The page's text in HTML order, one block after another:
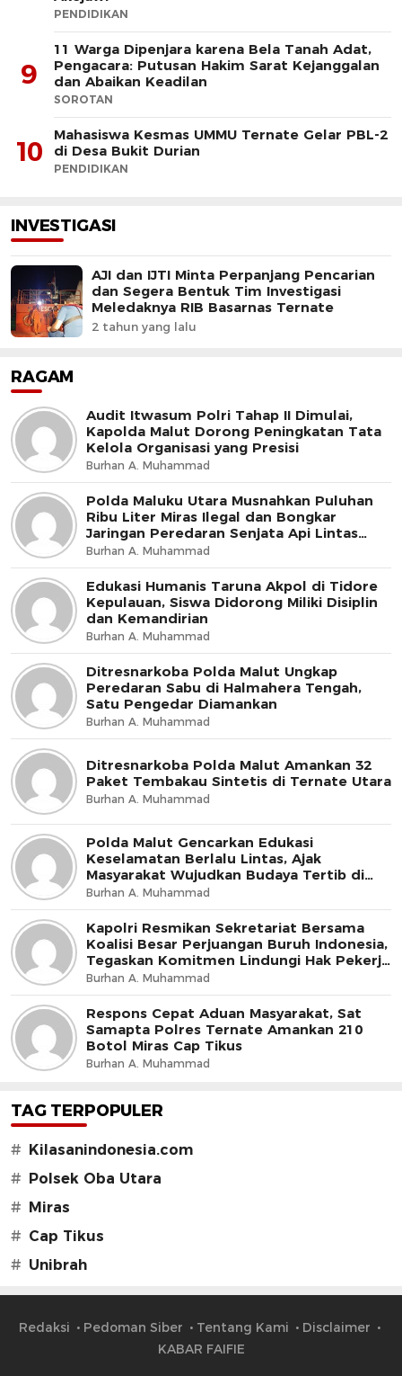
PENDIDIKAN
9
11 Warga Dipenjara karena Bela Tanah Adat,
Pengacara: Putusan Hakim Sarat Kejanggalan
dan Abaikan Keadilan
SOROTAN
10
Mahasiswa Kesmas UMMU Ternate Gelar PBL-2
di Desa Bukit Durian
PENDIDIKAN
INVESTIGASI
AJI dan IJTI Minta Perpanjang Pencarian
dan Segera Bentuk Tim Investigasi
Meledaknya RIB Basarnas Ternate
2 tahun yang lalu
RAGAM
Audit Itwasum Polri Tahap II Dimulai,
Kapolda Malut Dorong Peningkatan Tata
Kelola Organisasi yang Presisi
Burhan A. Muhammad
Polda Maluku Utara Musnahkan Puluhan
Ribu Liter Miras Ilegal dan Bongkar
Jaringan Peredaran Senjata Api Lintas
Negara
Burhan A. Muhammad
Edukasi Humanis Taruna Akpol di Tidore
Kepulauan, Siswa Didorong Miliki Disiplin
dan Kemandirian
Burhan A. Muhammad
Ditresnarkoba Polda Malut Ungkap
Peredaran Sabu di Halmahera Tengah,
Satu Pengedar Diamankan
Burhan A. Muhammad
Ditresnarkoba Polda Malut Amankan 32
Paket Tembakau Sintetis di Ternate Utara
Burhan A. Muhammad
Polda Malut Gencarkan Edukasi
Keselamatan Berlalu Lintas, Ajak
Masyarakat Wujudkan Budaya Tertib di
Jalan
Burhan A. Muhammad
Kapolri Resmikan Sekretariat Bersama
Koalisi Besar Perjuangan Buruh Indonesia,
Tegaskan Komitmen Lindungi Hak Pekerja
dan Jaga Iklim Investasi
Burhan A. Muhammad
Respons Cepat Aduan Masyarakat, Sat
Samapta Polres Ternate Amankan 210
Botol Miras Cap Tikus
Burhan A. Muhammad
TAG TERPOPULER
# Kilasanindonesia.com
# Polsek Oba Utara
# Miras
# Cap Tikus
# Unibrah
Redaksi Pedoman Siber Tentang Kami
Disclaimer
KABAR FAIFIE